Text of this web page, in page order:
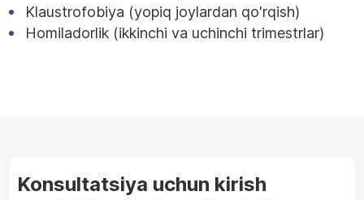
Klaustrofobiya (yopiq joylardan qo'rqish)
Homiladorlik (ikkinchi va uchinchi trimestrlar)
Konsultatsiya uchun kirish